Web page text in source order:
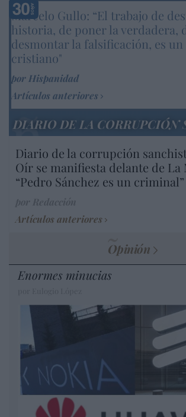
Marcelo Gullo: “El trabajo de
historia, de poner la verdadera,
desmontar la falsificación, es
cristiano"
por Hispanidad
Artículos anteriores
DIARIO DE LA CORRUPCIÓN
Diario de la corrupción
Oír se manifiesta delante de La
“Pedro Sánchez es un criminal”
Artículos anteriores
Opinión
Enormes minucias